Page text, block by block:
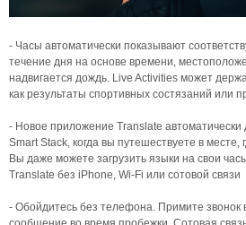
- Часы автоматически показывают
течение дня на основе времени,
надвигается дождь. Live Activities может
как результаты спортивных состязаний или
- Новое приложение Translate автоматически
Smart Stack, когда вы путешествуете в месте,
Вы даже можете загрузить языки на свои
Translate без iPhone, Wi‑Fi или сотовой связи
- Обойдитесь без телефона. Примите звонок